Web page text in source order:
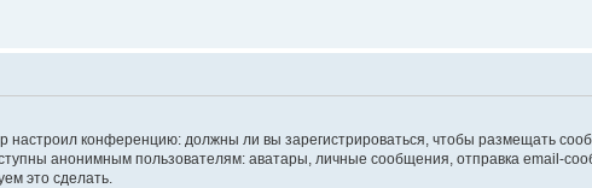
настроил конференцию: должны ли вы зарегистрироваться, чтобы размещать
анонимным пользователям: аватары, личные сообщения, отправка email-
это сделать.